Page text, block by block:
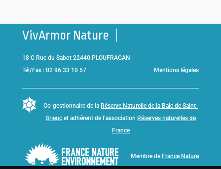
VivArmor Nature
18 C Rue du Sabot 22440 PLOUFRAGAN -
Tél/Fax : 02 96 33 10 57
Mentions légales
Co-gestionnaire de la Réserve Naturelle de la Baie de Saint-
Brieuc et adhérent de l’association Réserves naturelles de
France
Membre de France Nature